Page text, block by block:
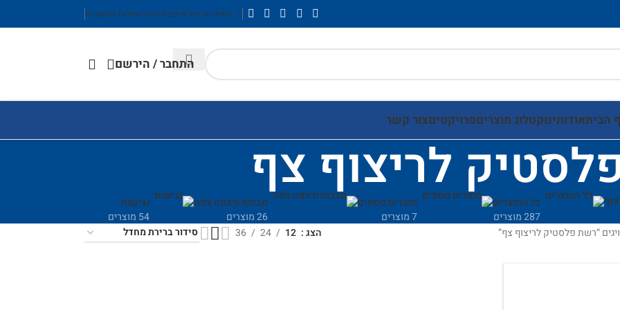
מאמרים אחרוניםצור קשרשאלות ותשובות
התחבר / הירשם
הביתאודותינוקטלוג מוצריםפרויקטיםצור קשר
לריצוף צף
כל המוצרים
287 מוצרים
מוצרים נוספים
7 מוצרים
סבכות ורצפה צפה
26 מוצרים
נגישות
54 מוצרים
“רשת פלסטיק לריצוף צף” הצג 12
24
36